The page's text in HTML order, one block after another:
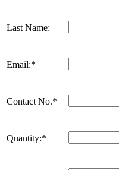
Last Name:
Email:*
Contact No.*
Quantity:*